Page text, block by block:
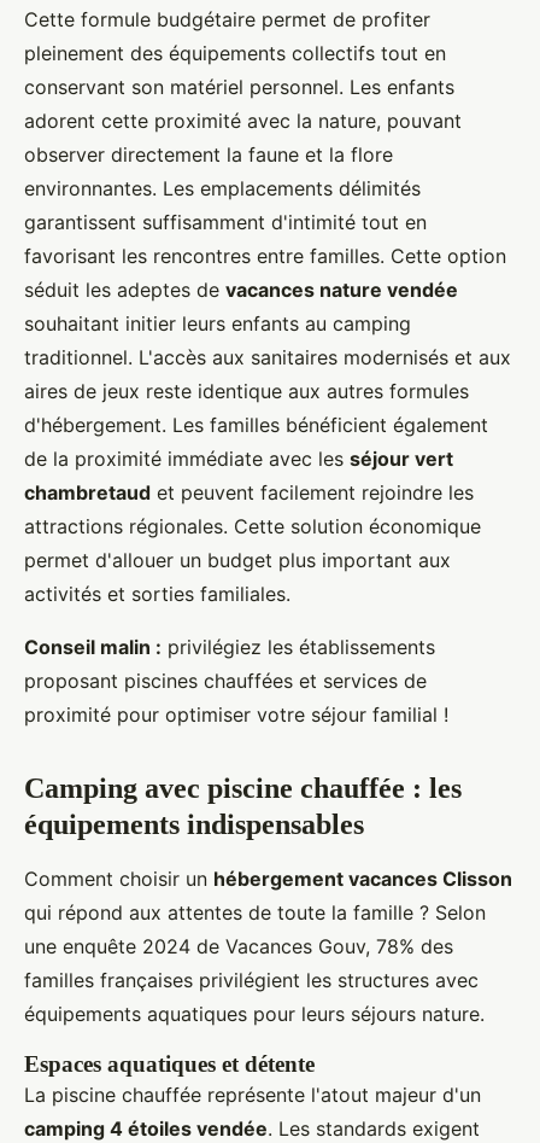
Cette formule budgétaire permet de profiter
pleinement des équipements collectifs tout en
conservant son matériel personnel. Les enfants
adorent cette proximité avec la nature, pouvant
observer directement la faune et la flore
environnantes. Les emplacements délimités
garantissent suffisamment d'intimité tout en
favorisant les rencontres entre familles. Cette option
séduit les adeptes de vacances nature vendée
souhaitant initier leurs enfants au camping
traditionnel. L'accès aux sanitaires modernisés et aux
aires de jeux reste identique aux autres formules
d'hébergement. Les familles bénéficient également
de la proximité immédiate avec les séjour vert
chambretaud et peuvent facilement rejoindre les
attractions régionales. Cette solution économique
permet d'allouer un budget plus important aux
activités et sorties familiales.
Conseil malin : privilégiez les établissements
proposant piscines chauffées et services de
proximité pour optimiser votre séjour familial !
Camping avec piscine chauffée : les
équipements indispensables
Comment choisir un hébergement vacances Clisson
qui répond aux attentes de toute la famille ? Selon
une enquête 2024 de Vacances Gouv, 78% des
familles françaises privilégient les structures avec
équipements aquatiques pour leurs séjours nature.
Espaces aquatiques et détente
La piscine chauffée représente l'atout majeur d'un
camping 4 étoiles vendée. Les standards exigent